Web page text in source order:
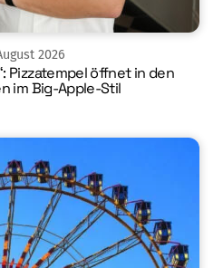
2026
Pizzatempel öffnet in den
im Big-Apple-Stil